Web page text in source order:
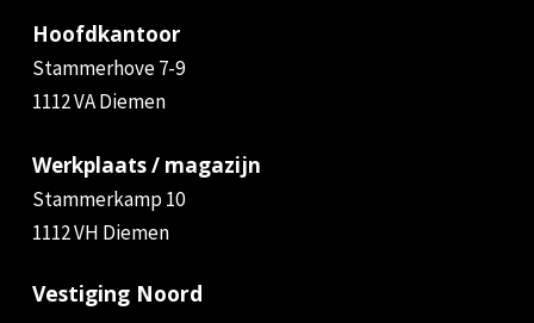
Hoofdkantoor
Stammerhove 7-9
1112 VA Diemen
Werkplaats / magazijn
Stammerkamp 10
1112 VH Diemen
Vestiging Noord